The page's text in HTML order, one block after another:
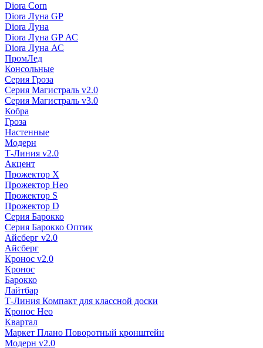
Diora Corn
Diora Луна GP
Diora Луна
Diora Луна GP АС
Diora Луна АС
ПромЛед
Консольные
Серия Гроза
Серия Магистраль v2.0
Серия Магистраль v3.0
Кобра
Гроза
Настенные
Модерн
Т-Линия v2.0
Акцент
Прожектор X
Прожектор Нео
Прожектор S
Прожектор D
Серия Барокко
Серия Барокко Оптик
Айсберг v2.0
Айсберг
Кронос v2.0
Кронос
Барокко
Лайтбар
Т-Линия Компакт для классной доски
Кронос Нео
Квартал
Маркет Плано Поворотный кронштейн
Модерн v2.0